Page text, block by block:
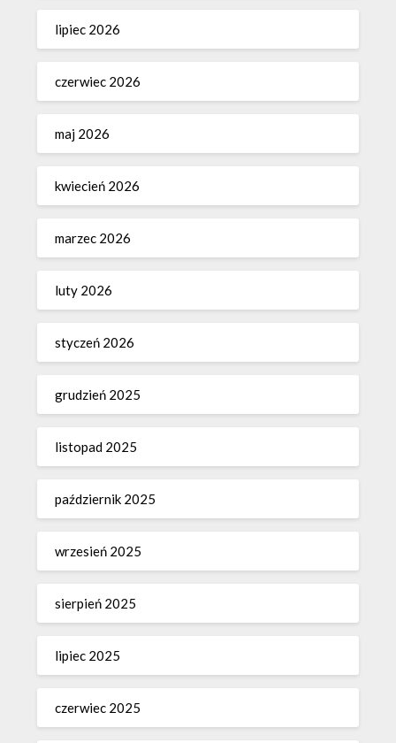
lipiec 2026
czerwiec 2026
maj 2026
kwiecień 2026
marzec 2026
luty 2026
styczeń 2026
grudzień 2025
listopad 2025
październik 2025
wrzesień 2025
sierpień 2025
lipiec 2025
czerwiec 2025